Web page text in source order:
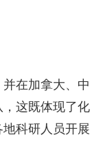
在加拿大、中
这既体现了化
科研人员开展